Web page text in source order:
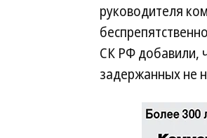
руководителя
СК РФ добавили,
задержанных не